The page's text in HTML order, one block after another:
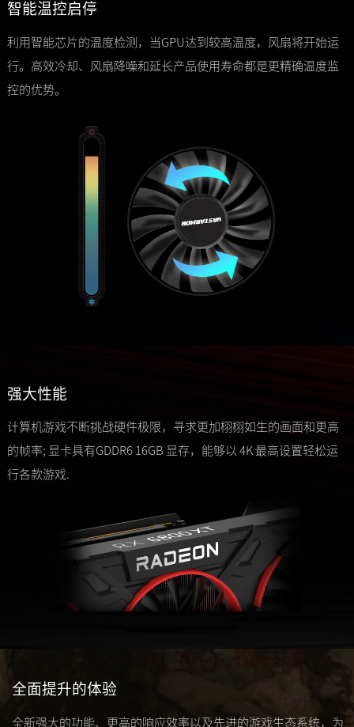
智能温控启停
利用智能芯片的温度检测，当GPU达到较高温度，风扇将开始运
行。高效冷却、风扇降噪和延长产品使用寿命都是更精确温度监
控的优势。
强大性能
计算机游戏不断挑战硬件极限，寻求更加栩栩如生的画面和更高
的帧率; 显卡具有GDDR6 16GB 显存，能够以 4K 最高设置轻松运
行各款游戏.
全面提升的体验
全新强大的功能、更高的响应效率以及先进的游戏生态系统，为